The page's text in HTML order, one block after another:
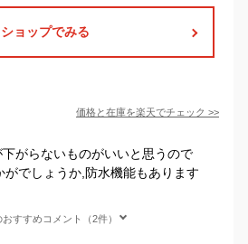
ショップでみる
価格と在庫を楽天でチェック >>
がらないものがいいと思うので
でしょうか,防水機能もあります
すすめコメント（2件）